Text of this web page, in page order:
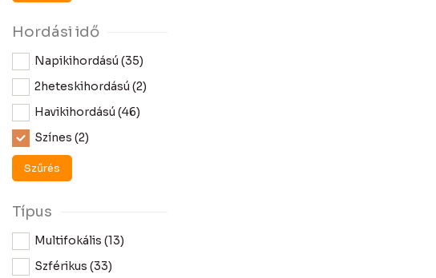
FreshLook (1)
MyDay (2)
Proclear (8)
PureVision (3)
SofLens (4)
Hordási idő
Napikihordású (35)
2heteskihordású (2)
Havikihordású (46)
Színes (2)
Szűrés
Típus
Multifokális (13)
Szférikus (33)